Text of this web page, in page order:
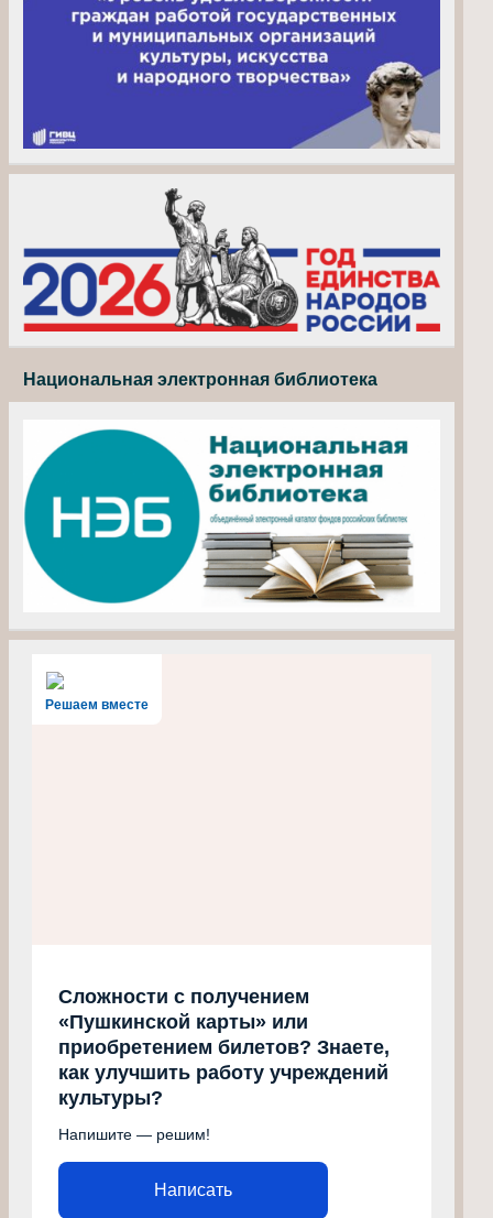
Национальная электронная библиотека
Решаем вместе
Сложности с получением
«Пушкинской карты» или
приобретением билетов? Знаете,
как улучшить работу учреждений
культуры?
Напишите — решим!
Написать